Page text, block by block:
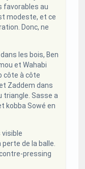
favorables au
modeste, et ce
Donc, ne
les bois, Ben
et Wahabi
côte à côte
Zaddem dans
triangle. Sasse a
kobba Sowé en
visible
de la balle.
pressing